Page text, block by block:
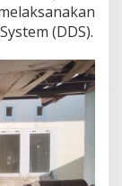
(DDS).